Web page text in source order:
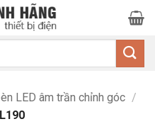
LED âm trần chỉnh góc /